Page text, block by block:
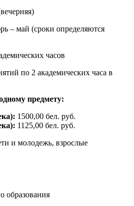
– май (сроки определяются
часов
по 2 академических часа в
предмету:
1500,00 бел. руб.
1125,00 бел. руб.
и молодежь, взрослые
образования